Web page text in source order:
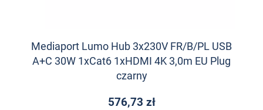
Mediaport Lumo Hub 3x230V FR/B/PL USB
A+C 30W 1xCat6 1xHDMI 4K 3,0m EU Plug
czarny
576,73 zł